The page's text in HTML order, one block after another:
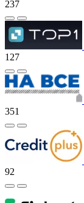
237
127
351
92